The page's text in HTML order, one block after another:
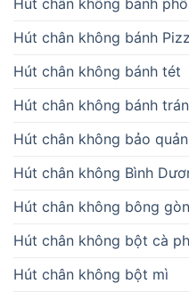
Hút chân không bánh
Hút chân không bánh tét
Hút chân không bánh
Hút chân không bảo
Hút chân không Bình
Hút chân không bông gòn
Hút chân không bột cà
Hút chân không bột mì